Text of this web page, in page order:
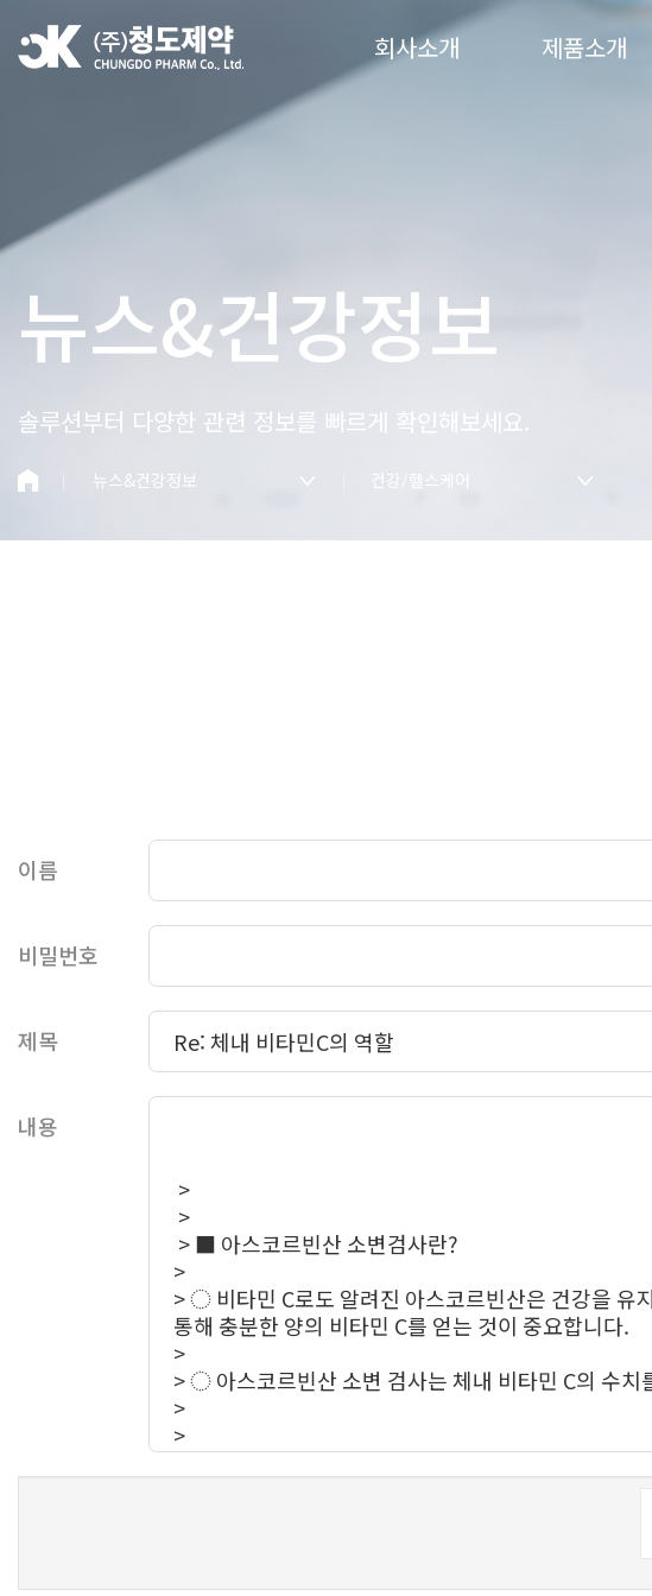
회사소개 제품소개
뉴스&건강정보
솔루션부터 다양한 관련 정보를 빠르게 확인해보세요.
뉴스&건강정보 건강/헬스케어
이름
비밀번호
제목
내용